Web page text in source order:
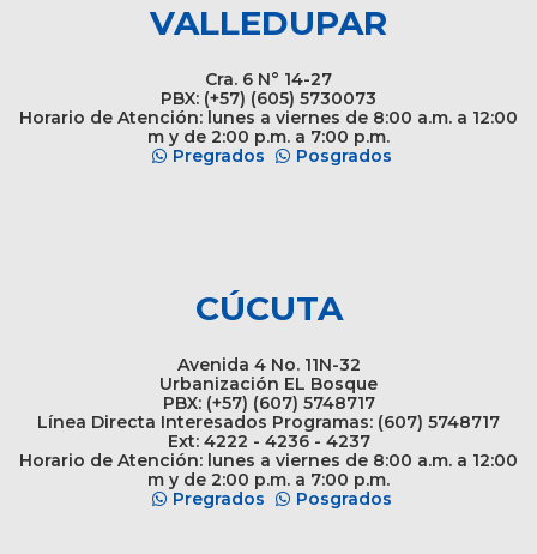
VALLEDUPAR
Cra. 6 N° 14-27
PBX: (+57) (605) 5730073
Horario de Atención: lunes a viernes de 8:00 a.m. a 12:00
m y de 2:00 p.m. a 7:00 p.m.
Pregrados
Posgrados
CÚCUTA
Avenida 4 No. 11N-32
Urbanización EL Bosque
PBX: (+57) (607) 5748717
Línea Directa Interesados Programas: (607) 5748717
Ext: 4222 - 4236 - 4237
Horario de Atención: lunes a viernes de 8:00 a.m. a 12:00
m y de 2:00 p.m. a 7:00 p.m.
Pregrados
Posgrados